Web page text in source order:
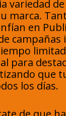
variedad
marca.
en
para
que
los días.